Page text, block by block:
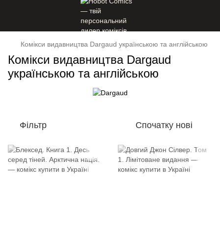
Комікси видавництва Dargaud українською та англійською
Комікси видавництва Dargaud
українською та англійською
Фільтр Спочатку нові